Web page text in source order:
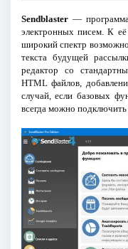
Sendblaster— программа
электронных писем. К
широкий спектр
текста будущей
редактор со
HTML файлов,
случай, если базовых
всегда можно